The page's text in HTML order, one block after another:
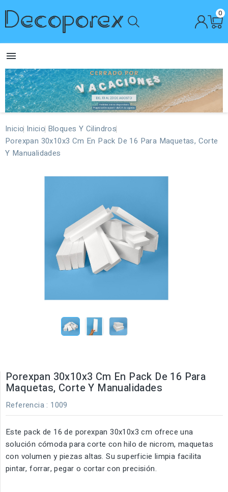
0

Inicio Inicio Bloques Y Cilindros
Porexpan 30x10x3 Cm En Pack De 16 Para Maquetas, Corte
Y Manualidades
Porexpan 30x10x3 Cm En Pack De 16 Para
Maquetas, Corte Y Manualidades
Referencia : 1009
Este pack de 16 de porexpan 30x10x3 cm ofrece una
solución cómoda para corte con hilo de nicrom, maquetas
con volumen y piezas altas. Su superficie limpia facilita
pintar, forrar, pegar o cortar con precisión.